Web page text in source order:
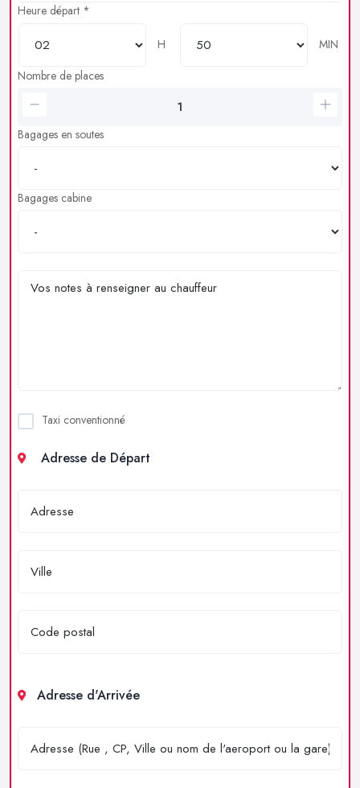
Heure départ *
H
MIN
Nombre de places
Bagages en soutes
Bagages cabine
Taxi conventionné
Adresse de Départ
Adresse d'Arrivée